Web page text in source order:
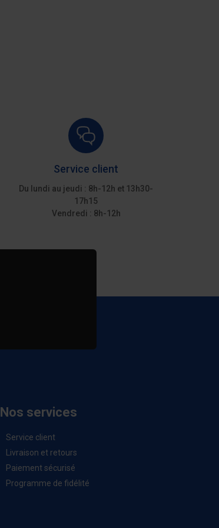
Service client
Du lundi au jeudi : 8h-12h et 13h30-
17h15
Vendredi : 8h-12h
Nos services
Service client
Livraison et retours
Paiement sécurisé
Programme de fidélité